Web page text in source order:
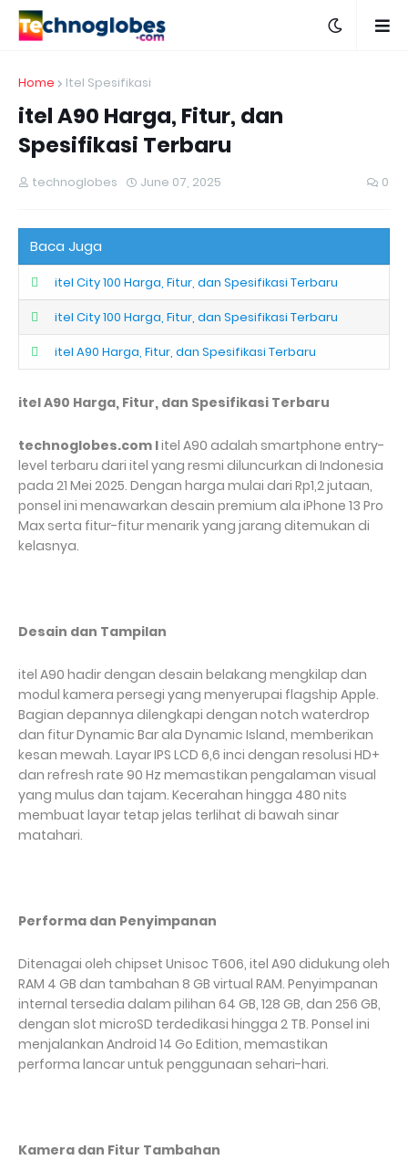
Home Itel Spesifikasi
itel A90 Harga, Fitur, dan
Spesifikasi Terbaru
technoglobes June 07, 2025 0
Baca Juga
itel City 100 Harga, Fitur, dan Spesifikasi Terbaru
itel City 100 Harga, Fitur, dan Spesifikasi Terbaru
itel A90 Harga, Fitur, dan Spesifikasi Terbaru
itel A90 Harga, Fitur, dan Spesifikasi Terbaru
technoglobes.com Iitel A90 adalah smartphone entry-
level terbaru dari itel yang resmi diluncurkan di Indonesia
pada 21 Mei 2025. Dengan harga mulai dari Rp1,2 jutaan,
ponsel ini menawarkan desain premium ala iPhone 13 Pro
Max serta fitur-fitur menarik yang jarang ditemukan di
kelasnya.
Desain dan Tampilan
itel A90 hadir dengan desain belakang mengkilap dan
modul kamera persegi yang menyerupai flagship Apple.
Bagian depannya dilengkapi dengan notch waterdrop
dan fitur Dynamic Bar ala Dynamic Island, memberikan
kesan mewah. Layar IPS LCD 6,6 inci dengan resolusi HD+
dan refresh rate 90 Hz memastikan pengalaman visual
yang mulus dan tajam. Kecerahan hingga 480 nits
membuat layar tetap jelas terlihat di bawah sinar
matahari.
Performa dan Penyimpanan
Ditenagai oleh chipset Unisoc T606, itel A90 didukung oleh
RAM 4 GB dan tambahan 8 GB virtual RAM. Penyimpanan
internal tersedia dalam pilihan 64 GB, 128 GB, dan 256 GB,
dengan slot microSD terdedikasi hingga 2 TB. Ponsel ini
menjalankan Android 14 Go Edition, memastikan
performa lancar untuk penggunaan sehari-hari.
Kamera dan Fitur Tambahan